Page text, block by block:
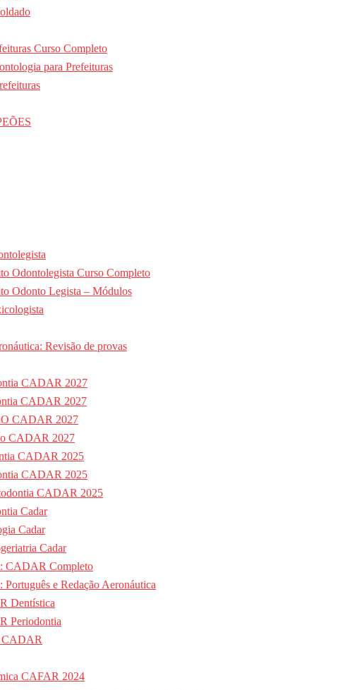
Curso Completo
para Prefeituras
Odontolegista Curso Completo
Odonto Legista – Módulos
Revisão de provas
CADAR 2027
CADAR 2027
CADAR 2027
CADAR 2027
CADAR 2025
CADAR 2025
CADAR 2025
Cadar
Cadar
Cadar
CADAR Completo
Português e Redação Aeronáutica
Dentística
Periodontia
CADAR
CAFAR 2024